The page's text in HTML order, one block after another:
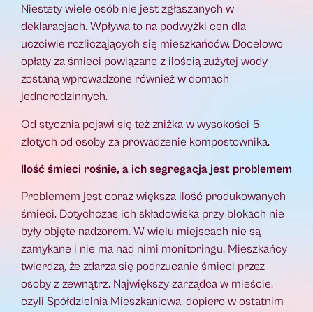
Niestety wiele osób nie jest zgłaszanych w
deklaracjach. Wpływa to na podwyżki cen dla
uczciwie rozliczających się mieszkańców. Docelowo
opłaty za śmieci powiązane z ilością zużytej wody
zostaną wprowadzone również w domach
jednorodzinnych.
Od stycznia pojawi się też zniżka w wysokości 5
złotych od osoby za prowadzenie kompostownika.
Ilość śmieci rośnie, a ich segregacja jest problemem
Problemem jest coraz większa ilość produkowanych
śmieci. Dotychczas ich składowiska przy blokach nie
były objęte nadzorem. W wielu miejscach nie są
zamykane i nie ma nad nimi monitoringu. Mieszkańcy
twierdzą, że zdarza się podrzucanie śmieci przez
osoby z zewnątrz. Największy zarządca w mieście,
czyli Spółdzielnia Mieszkaniowa, dopiero w ostatnim